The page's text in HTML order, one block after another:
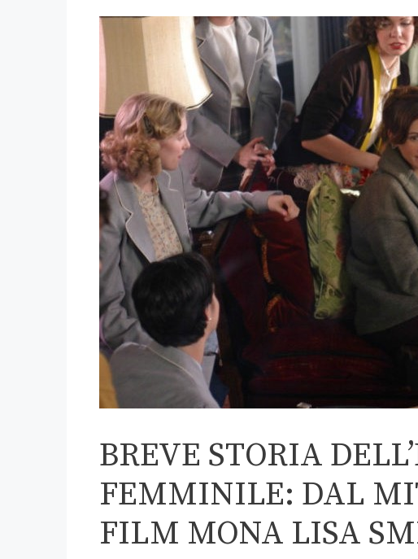
BREVE STORIA
FEMMINILE: DAL
FILM MONA LISA